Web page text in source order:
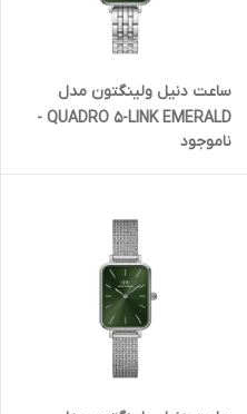
ساعت دنیل ولینگتون مدل
QUADRO 5-LINK EMERALD -
سیلور صفحه سبز (زنانه)
ناموجود